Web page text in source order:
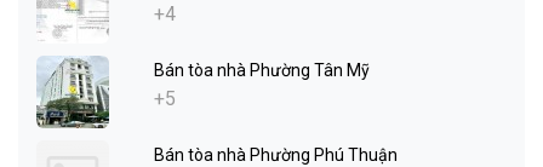
+4
Bán tòa nhà Phường Tân Mỹ
+5
Bán tòa nhà Phường Phú Thuận